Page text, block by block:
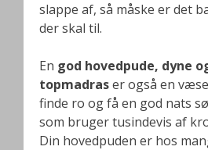
slappe af, så måske er det
der skal til.
En god hovedpude, dyne
topmadraser også en
finde ro og få en god nats
som bruger tusindevis af
Din hovedpuden er hos